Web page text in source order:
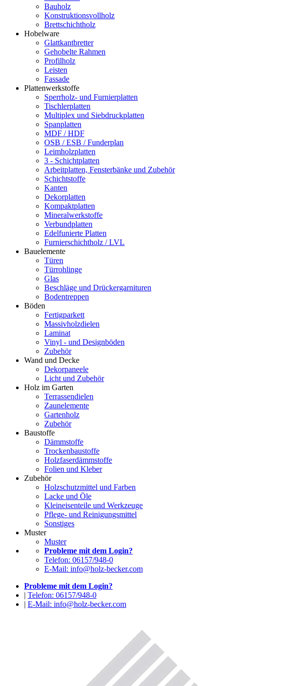
Bauholz
Konstruktionsvollholz
Brettschichtholz
Hobelware
Glattkantbretter
Gehobelte Rahmen
Profilholz
Leisten
Fassade
Plattenwerkstoffe
Sperrholz- und Furnierplatten
Tischlerplatten
Multiplex und Siebdruckplatten
Spanplatten
MDF / HDF
OSB / ESB / Funderplan
Leimholzplatten
3 - Schichtplatten
Arbeitplatten, Fensterbänke und Zubehör
Schichtstoffe
Kanten
Dekorplatten
Kompaktplatten
Mineralwerkstoffe
Verbundplatten
Edelfunierte Platten
Furnierschichtholz / LVL
Bauelemente
Türen
Türrohlinge
Glas
Beschläge und Drückergarnituren
Bodentreppen
Böden
Fertigparkett
Massivholzdielen
Laminat
Vinyl - und Designböden
Zubehör
Wand und Decke
Dekorpaneele
Licht und Zubehör
Holz im Garten
Terrassendielen
Zaunelemente
Gartenholz
Zubehör
Baustoffe
Dämmstoffe
Trockenbaustoffe
Holzfaserdämmstoffe
Folien und Kleber
Zubehör
Holzschutzmittel und Farben
Lacke und Öle
Kleineisenteile und Werkzeuge
Pflege- und Reinigungsmittel
Sonstiges
Muster
Muster
Probleme mit dem Login?
Telefon: 06157/948-0
E-Mail: info@holz-becker.com
Probleme mit dem Login?
| Telefon: 06157/948-0
| E-Mail: info@holz-becker.com